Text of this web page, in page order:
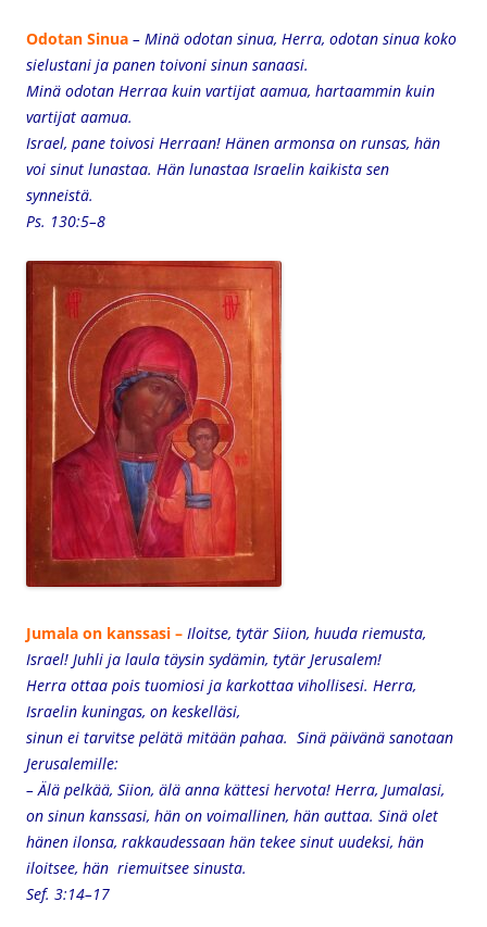
Odotan Sinua – Minä odotan sinua, Herra, odotan sinua koko
sielustani ja panen toivoni sinun sanaasi.
Minä odotan Herraa kuin vartijat aamua, hartaammin kuin
vartijat aamua.
Israel, pane toivosi Herraan! Hänen armonsa on runsas, hän
voi sinut lunastaa. Hän lunastaa Israelin kaikista sen
synneistä.
Ps. 130:5–8
Jumala on kanssasi – Iloitse, tytär Siion, huuda riemusta,
Israel! Juhli ja laula täysin sydämin, tytär Jerusalem!
Herra ottaa pois tuomiosi ja karkottaa vihollisesi. Herra,
Israelin kuningas, on keskelläsi,
sinun ei tarvitse pelätä mitään pahaa. Sinä päivänä sanotaan
Jerusalemille:
– Älä pelkää, Siion, älä anna kättesi hervota! Herra, Jumalasi,
on sinun kanssasi, hän on voimallinen, hän auttaa. Sinä olet
hänen ilonsa, rakkaudessaan hän tekee sinut uudeksi, hän
iloitsee, hän riemuitsee sinusta.
Sef. 3:14–17